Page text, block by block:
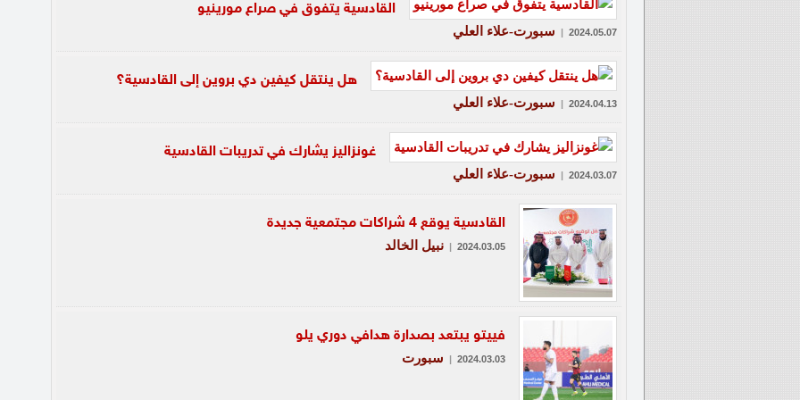
القادسية يتفوق في صراع مورينيو
2024.05.07
| سبورت-علاء العلي
هل ينتقل كيفين دي بروين إلى القادسية؟
2024.04.13
| سبورت-علاء العلي
غونزاليز يشارك في تدريبات القادسية
2024.03.07
| سبورت-علاء العلي
القادسية يوقع 4 شراكات مجتمعية جديدة
2024.03.05
| نبيل الخالد
فييتو يبتعد بصدارة هدافي دوري يلو
2024.03.03
| سبورت